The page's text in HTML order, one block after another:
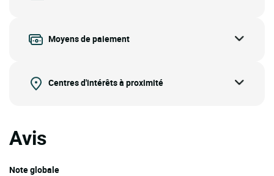
Moyens de paiement
Centres d'intérêts à proximité
Avis
Note globale